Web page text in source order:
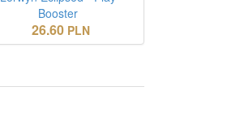
Booster
26.60 PLN